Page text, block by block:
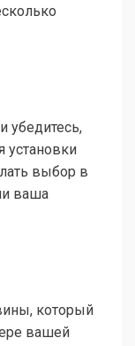
убедитесь,
установки
выбор в
ваша
который
вашей